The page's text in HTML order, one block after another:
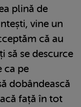
plină de
vine un
că au
să se descurce
ca pe
dobândească
față în tot